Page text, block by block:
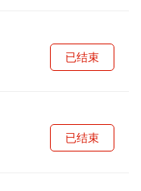
已结束
已结束